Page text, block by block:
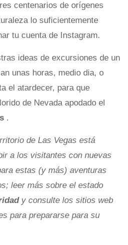
centenarios de orígenes
lo suficientemente
tu cuenta de Instagram.
ideas de excursiones de un
unas horas, medio dia, o
el atardecer, para que
de Nevada apodado el
.
de Las Vegas está
a los visitantes con nuevas
estas (y más) aventuras
leer más sobre el estado
y consulte los sitios web
para prepararse para su